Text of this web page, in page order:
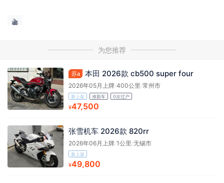
为您推荐
苏a 本田 2026款 cb500 super four
2026年05月上牌/400公里 /常州市
新上架 准新车 0次过户
¥47,500
张雪机车 2026款 820rr
2026年06月上牌/1公里 /无锡市
新上架
¥49,800